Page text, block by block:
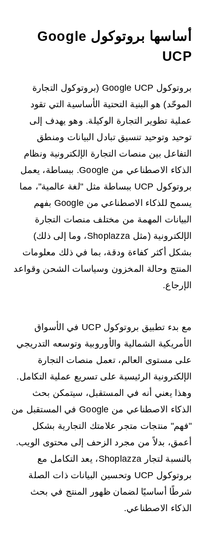
أساسها بروتوكول Google
UCP
بروتوكول Google UCP (بروتوكول التجارة
الموحّد) هو البنية التحتية الأساسية التي تقود
عملية تطوير التجارة الوكيلة. وهو يهدف إلى
توحيد وتوحيد تنسيق تبادل البيانات ومنطق
التفاعل بين منصات التجارة الإلكترونية ونظام
الذكاء الاصطناعي من Google. ببساطة، يعمل
بروتوكول UCP ببساطة مثل "لغة عالمية"، مما
يسمح للذكاء الاصطناعي من Google بفهم
البيانات المهمة من مختلف منصات التجارة
الإلكترونية (مثل Shoplazza، وما إلى ذلك)
بشكل أكثر كفاءة ودقة، بما في ذلك معلومات
المنتج وحالة المخزون وسياسات الشحن وقواعد
الإرجاع.
مع بدء تطبيق بروتوكول UCP في الأسواق
الأمريكية الشمالية والأوروبية وتوسعه التدريجي
على مستوى العالم، تعمل منصات التجارة
الإلكترونية الرئيسية على تسريع عملية التكامل.
وهذا يعني أنه في المستقبل، سيتمكن بحث
الذكاء الاصطناعي من Google في المستقبل من
"فهم" منتجات متجر علامتك التجارية بشكل
أعمق، بدلاً من مجرد الزحف إلى محتوى الويب.
بالنسبة لتجار Shoplazza، يعد التكامل مع
بروتوكول UCP وتحسين البيانات ذات الصلة
شرطًا أساسيًا لضمان ظهور المنتج في بحث
الذكاء الاصطناعي.